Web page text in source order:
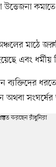
উত্তেজনা
মাঠে
এবং ধর্মীয়
ব্যক্তিদের
অথবা